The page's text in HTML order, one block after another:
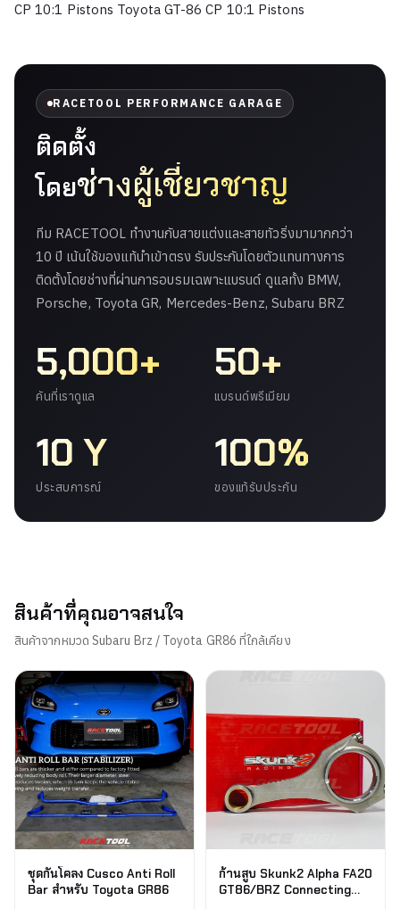
CP 10:1 Pistons Toyota GT-86 CP 10:1 Pistons
RACETOOL PERFORMANCE GARAGE
ติดตั้ง
โดยช่างผู้เชี่ยวชาญ
ทีม RACETOOL ทำงานกับสายแต่งและสายทัวริ่งมามากกว่า
10 ปี เน้นใช้ของแท้นำเข้าตรง รับประกันโดยตัวแทนทางการ
ติดตั้งโดยช่างที่ผ่านการอบรมเฉพาะแบรนด์ ดูแลทั้ง BMW,
Porsche, Toyota GR, Mercedes-Benz, Subaru BRZ
5,000+
คันที่เราดูแล
50+
แบรนด์พรีเมียม
10 Y
ประสบการณ์
100%
ของแท้รับประกัน
สินค้าที่คุณอาจสนใจ
สินค้าจากหมวด Subaru Brz / Toyota GR86 ที่ใกล้เคียง
ชุดกันโคลง Cusco Anti Roll
Bar สำหรับ Toyota GR86
ก้านสูบ Skunk2 Alpha FA20
GT86/BRZ Connecting